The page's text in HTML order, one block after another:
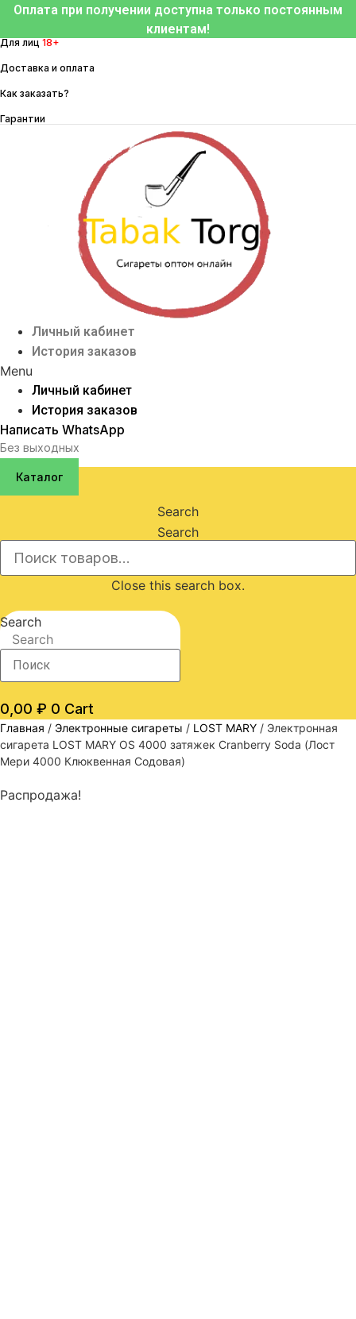
Перейти
содержимому
Оплата при получении доступна только постоянным
клиентам!
Для лиц 18+
Доставка и оплата
Как заказать?
Гарантии
Личный кабинет
История заказов
Menu
Личный кабинет
История заказов
Написать WhatsApp
Без выходных
Каталог
Search
Search
Close this search box.
Search
Search
0,00 ₽ 0 Cart
Главная / Электронные сигареты / LOST MARY / Электронная
сигарета LOST MARY OS 4000 затяжек Cranberry Soda (Лост
Мери 4000 Клюквенная Содовая)
Распродажа!